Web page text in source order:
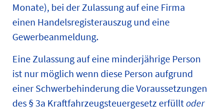
Monate), bei der Zulassung auf eine Firma
einen Handelsregisterauszug und eine
Gewerbeanmeldung.
Eine Zulassung auf eine minderjährige Person
ist nur möglich wenn diese Person aufgrund
einer Schwerbehinderung die Voraussetzungen
des § 3a Kraftfahrzeugsteuergesetz erfülltoder